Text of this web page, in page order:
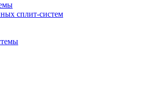
сплит-систем